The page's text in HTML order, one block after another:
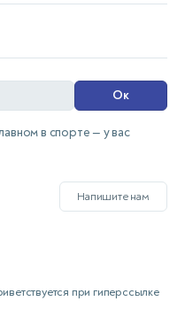
Ок
в спорте — у вас
Напишите нам
при гиперссылке